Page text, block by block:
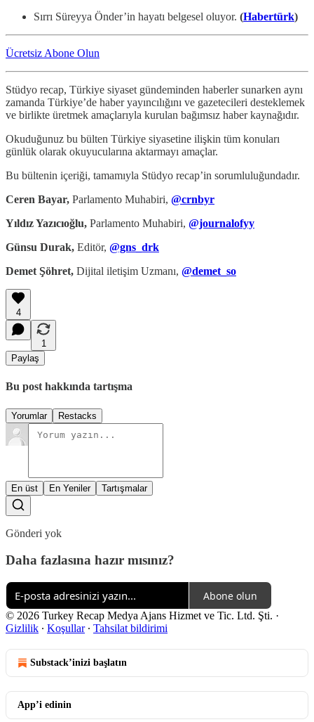
Sırrı Süreyya Önder’in hayatı belgesel oluyor. (Habertürk)
Ücretsiz Abone Olun
Stüdyo recap, Türkiye siyaset gündeminden haberler sunarken aynı
zamanda Türkiye’de haber yayıncılığını ve gazetecileri desteklemek
ve birlikte üretmek amaçlarıyla kurulan bağımsız haber kaynağıdır.
Okuduğunuz bu bülten Türkiye siyasetine ilişkin tüm konuları
günlük olarak okuyucularına aktarmayı amaçlar.
Bu bültenin içeriği, tamamıyla Stüdyo recap’in sorumluluğundadır.
Ceren Bayar, Parlamento Muhabiri, @crnbyr
Yıldız Yazıcıoğlu, Parlamento Muhabiri, @journalofyy
Günsu Durak, Editör, @gns_drk
Demet Şöhret, Dijital iletişim Uzmanı, @demet_so
4
1
Paylaş
Bu post hakkında tartışma
Yorumlar Restacks
En üst En Yeniler Tartışmalar
Gönderi yok
Daha fazlasına hazır mısınız?
Abone olun
© 2026 Turkey Recap Medya Ajans Hizmet ve Tic. Ltd. Şti. ·
Gizlilik ∙ Koşullar∙ Tahsilat bildirimi
Substack’inizi başlatın
App’i edinin